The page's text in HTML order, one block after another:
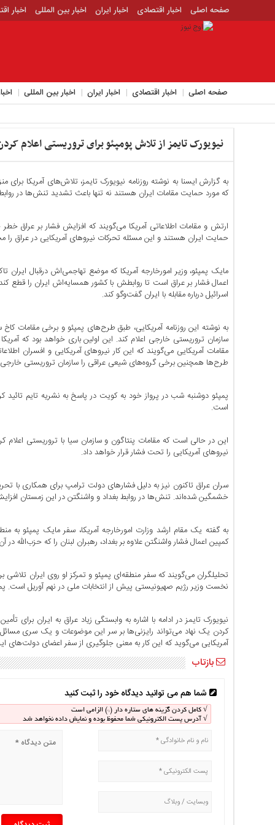
صفحه اصلی اخبار اقتصادی اخبار ایران اخبار بین المللی
اخبار
اخبار جدید
اخبار حوادث
صفحه اصلی اخبار اقتصادی اخبار ایران اخبار بین المللی
صفحه
اقتصادی
نیویورک تایمز از تلاش پومپئو برای تروریستی اعلام
به گزارش ایسنا به نوشته روزنامه نیویورک تایمز، تلاش‌های آمریکا
که مورد حمایت مقامات ایران هستند نه تنها باعث تشدید تنش‌ها در
ارتش و مقامات اطلاعاتی آمریکا می‌گویند که افزایش فشار بر عراق
حمایت ایران هستند و این مسئله تحرکات نیروهای آمریکایی در عراق را
مایک پمپئو، وزیر امورخارجه آمریکا که موضع تهاجمی‌اش درقبال
اعمال فشار بر عراق است تا روابطش با کشور همسایه‌اش ایران را قطع
اسرائیل درباره مقابله با ایران گفت‌وگو کند.
به نوشته این روزنامه آمریکایی، طبق طرح‌های پمپئو و برخی مقامات کاخ
سازمان تروریستی خارجی اعلام کند. این اولین باری خواهد بود که
مقامات آمریکایی می‌گویند که این کار نیروهای آمریکایی و افسران
طرح‌ها همچنین برخی گروه‌های شیعی عراقی را سازمان تروریستی
پمپئو دوشنبه شب در پرواز خود به کویت در پاسخ به نشریه تایم
است.
این در حالی است که مقامات پنتاگون و سازمان سیا با تروریستی اعلام
نیروهای آمریکایی را تحت فشار قرار خواهد داد.
سران عراق تاکنون نیز به دلیل فشارهای دولت ترامپ برای همکاری با
خشمگین شده‌اند. تنش‌ها در روابط بغداد و واشنگتن در این زمستان
به گفته یک مقام ارشد وزارت امورخارجه آمریکا، سفر مایک پمپئو
کمپین اعمال فشار واشنگتن علاوه بر بغداد، رهبران لبنان را که حزب‌الله
تحلیلگران می‌گویند که سفر منطقه‌ای پمپئو و تمرکز او روی ایران
نخست وزیر رژیم صهیونیستی پیش از انتخابات ملی در نهم آوریل است.
نیویورک تایمز در ادامه با اشاره به وابستگی زیاد عراق به ایران
کردن یک نهاد می‌تواند رایزنی‌ها بر سر این موضوعات و یک سری
آمریکایی می‌گوید که این کار به معنی جلوگیری از سفر اعضای دولت‌های
بازتاب
شما هم می توانید دیدگاه خود را ثبت کنید
√ کامل کردن گزینه های ستاره دار (*) الزامی است
√ آدرس پست الکترونیکی شما محفوظ بوده و نمایش داده نخواهد شد